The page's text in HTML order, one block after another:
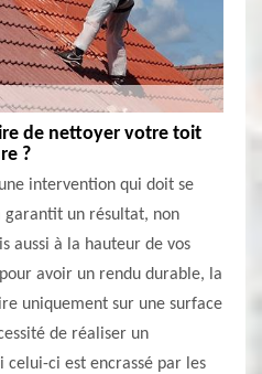
de nettoyer votre toit
?
intervention qui doit se
un résultat, non
aussi à la hauteur de vos
avoir un rendu durable, la
uniquement sur une surface
de réaliser un
ci est encrassé par les